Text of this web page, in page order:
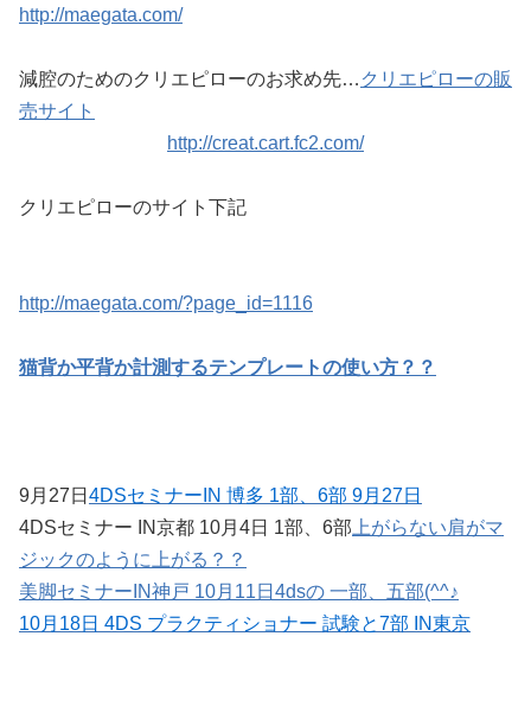
http://maegata.com/
減腔のためのクリエピローのお求め先… クリエピローの販
売サイト
http://creat.cart.fc2.com/
クリエピローのサイト下記
http://maegata.com/?page_id=1116
猫背か平背か計測するテンプレートの使い方？？
9月27日 4DSセミナーIN 博多 1部、6部 9月27日
4DSセミナー IN京都 10月4日 1部、6部 上がらない肩がマ
ジックのように上がる？？
美脚セミナーIN神戸 10月11日4dsの 一部、五部(^^♪
10月18日 4DS プラクティショナー 試験と7部 IN東京